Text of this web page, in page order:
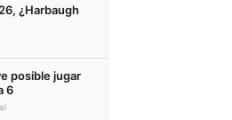
¿Harbaugh
posible jugar
6